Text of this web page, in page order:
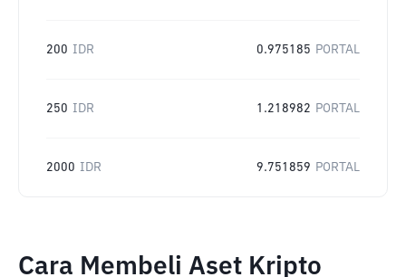
200 IDR 0.975185 PORTAL
250 IDR 1.218982 PORTAL
2000 IDR 9.751859 PORTAL
Cara Membeli Aset Kripto